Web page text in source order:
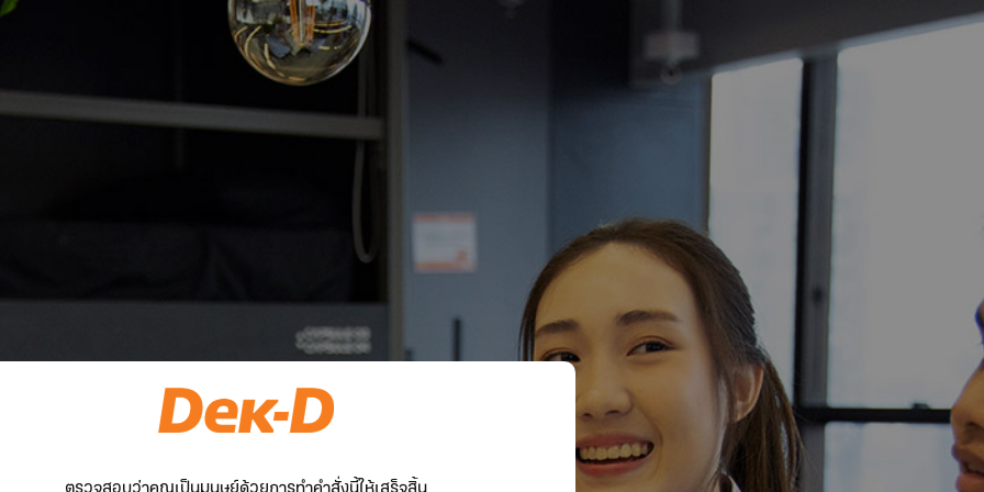
ตรวจสอบว่าคุณเป็นมนุษย์ด้วยการทำคำสั่งนี้ให้เสร็จสิ้น